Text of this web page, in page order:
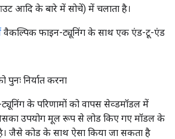
आदि के बारे में सोचें) में चलाता है।
वैकल्पिक फाइन-ट्यूनिंग के साथ एक एंड-टू-एंड
पुनः निर्यात करना
ट्यूनिंग के परिणामों को वापस सेव्डमॉडल में
उपयोग मूल रूप से लोड किए गए मॉडल के
जैसे कोड के साथ ऐसा किया जा सकता है